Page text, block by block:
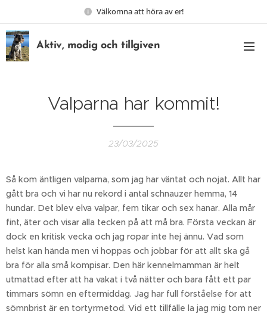
Välkomna att höra av er!
Aktiv, modig och tillgiven
Valparna har kommit!
23/03/2025
Så kom äntligen valparna, som jag har väntat och nojat. Allt har
gått bra och vi har nu rekord i antal schnauzer hemma, 14
hundar. Det blev elva valpar, fem tikar och sex hanar. Alla mår
fint, äter och visar alla tecken på att må bra. Första veckan är
dock en kritisk vecka och jag ropar inte hej ännu. Vad som
helst kan hända men vi hoppas och jobbar för att allt ska gå
bra för alla små kompisar. Den här kennelmamman är helt
utmattad efter att ha vakat i två nätter och bara fått ett par
timmars sömn en eftermiddag. Jag har full förståelse för att
sömnbrist är en tortyrmetod. Vid ett tillfälle la jag mig tom ner